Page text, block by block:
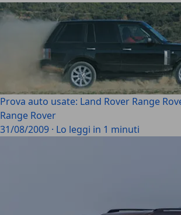
Prova auto usate: Land Rover Range
Range Rover
31/08/2009 · Lo leggi in 1 minuti